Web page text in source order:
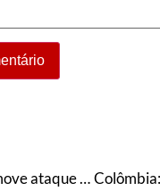
Quaquá promove ataque desqualificado à Benedita e mais um pedido de comissão de ética é encaminhado